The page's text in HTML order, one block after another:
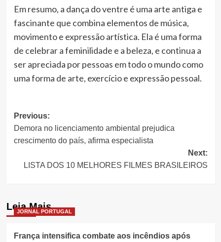
Em resumo, a dança do ventre é uma arte antiga e
fascinante que combina elementos de música,
movimento e expressão artística. Ela é uma forma
de celebrar a feminilidade e a beleza, e continua a
ser apreciada por pessoas em todo o mundo como
uma forma de arte, exercício e expressão pessoal.
Post
navigation
Previous:
Demora no licenciamento ambiental prejudica
crescimento do país, afirma especialista
Next:
LISTA DOS 10 MELHORES FILMES BRASILEIROS
Leia Mais
JORNAL PORTUGAL
França intensifica combate aos incêndios após